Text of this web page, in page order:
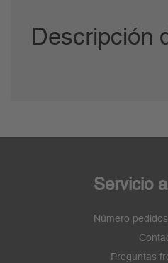
Descripción
Servicio
Número
Preguntas